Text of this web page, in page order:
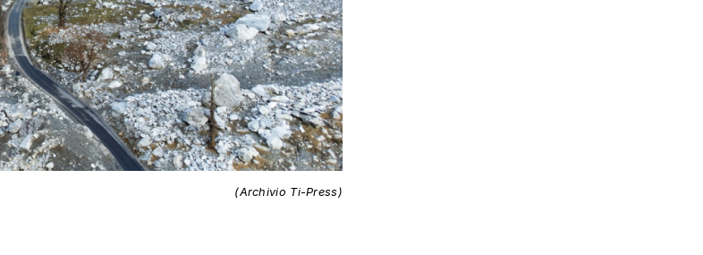
(Archivio Ti-Press)